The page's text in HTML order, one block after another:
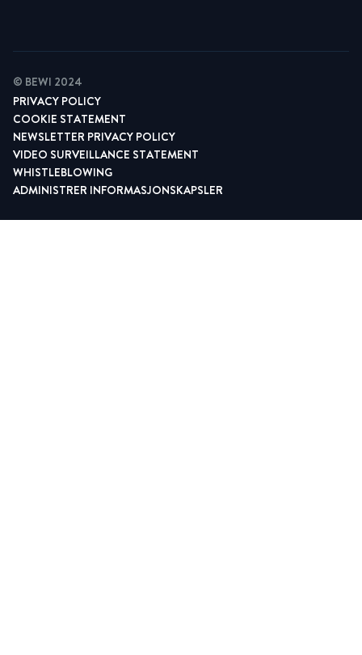
© BEWI 2024
PRIVACY POLICY
COOKIE STATEMENT
NEWSLETTER PRIVACY POLICY
VIDEO SURVEILLANCE STATEMENT
WHISTLEBLOWING
ADMINISTRER INFORMASJONSKAPSLER